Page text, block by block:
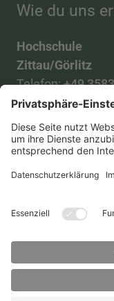
Wie du uns
Hochschule
Zittau/Görlitz
Telefon:+49
0
Mail:
Alle